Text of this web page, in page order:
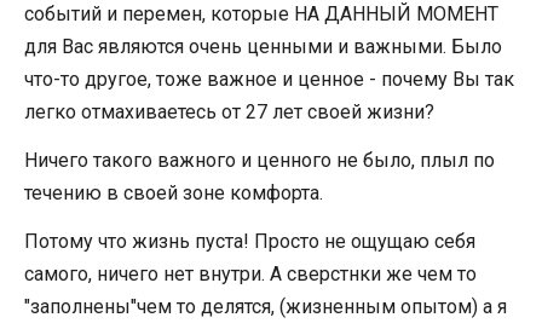
событий и перемен, которые НА ДАННЫЙ МОМЕНТ
для Вас являются очень ценными и важными. Было
что-то другое, тоже важное и ценное - почему Вы так
легко отмахиваетесь от 27 лет своей жизни?
Ничего такого важного и ценного не было, плыл по
течению в своей зоне комфорта.
Потому что жизнь пуста! Просто не ощущаю себя
самого, ничего нет внутри. А сверстнки же чем то
"заполнены"чем то делятся, (жизненным опытом) а я